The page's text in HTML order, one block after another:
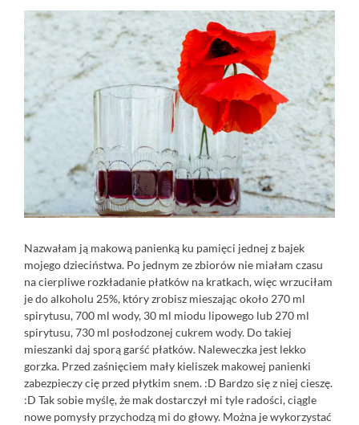
Nazwałam ją makową panienką ku pamięci jednej z bajek
mojego dzieciństwa. Po jednym ze zbiorów nie miałam czasu
na cierpliwe rozkładanie płatków na kratkach, więc wrzuciłam
je do alkoholu 25%, który zrobisz mieszając około 270 ml
spirytusu, 700 ml wody, 30 ml miodu lipowego lub 270 ml
spirytusu, 730 ml posłodzonej cukrem wody. Do takiej
mieszanki daj sporą garść płatków. Naleweczka jest lekko
gorzka. Przed zaśnięciem mały kieliszek makowej panienki
zabezpieczy cię przed płytkim snem. :D Bardzo się z niej cieszę.
:D Tak sobie myślę, że mak dostarczył mi tyle radości, ciągle
nowe pomysły przychodzą mi do głowy. Można je wykorzystać